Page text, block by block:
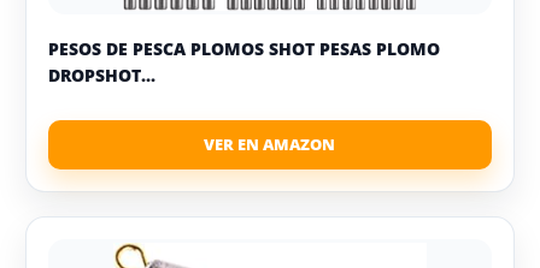
PESOS DE PESCA PLOMOS SHOT PESAS PLOMO
DROPSHOT...